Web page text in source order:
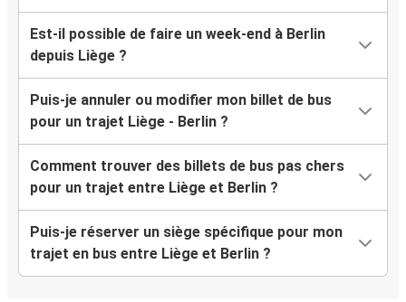
Est-il possible de faire un week-end à Berlin
depuis Liège ?
Puis-je annuler ou modifier mon billet de bus
pour un trajet Liège - Berlin ?
Comment trouver des billets de bus pas chers
pour un trajet entre Liège et Berlin ?
Puis-je réserver un siège spécifique pour mon
trajet en bus entre Liège et Berlin ?